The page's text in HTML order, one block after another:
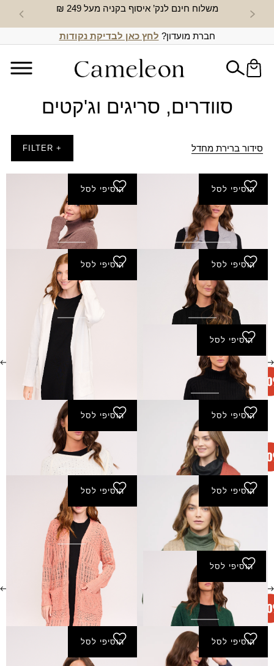
משלוח חינם לנק’ איסוף בקניה מעל 249 ₪ חדש
חברת מועדון? לחץ כאן לבדיקת נקודות
סוודרים, סריגים וג'קטים
סידור ברירת מחדל + FILTER
הוסיפי לסל
סריג הילי
160.00₪80.00
הוסיפי לסל
סריג חני
120.00₪60.00
הוסיפי לסל
סריג בת חן
80.00₪40.00
הוסיפי לסל
סריג חגית
120.00 ₪60.00
הוסיפי לסל
סריג יעלי
90.00 45.00
הוסיפי לסל
סריג אומנה
הוסיפי לסל
סריג אורטל
90.00 ₪ 45.00
הוסיפי לסל
סריג בוטן
הוסיפי לסל
סריג בשמת
100.00₪50.00
הוסיפי לסל
סריג בתאל
110.00 ₪55.00
הוסיפי לסל הוסיפי לסל